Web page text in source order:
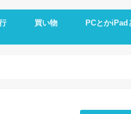
買い物
海外通販
PCとかiPad
iPhone
ipad
Excel.Word
AI